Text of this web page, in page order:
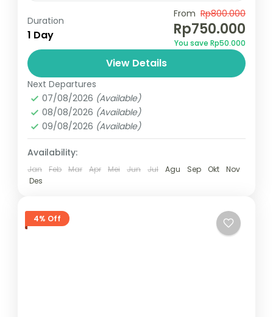
Rp.750.000,- Pesan Sekarang !!
Indonesia
Kota Wisata Batu
Duration
1 Day
From Rp800.000
Rp750.000
You save Rp50.000
View Details
Next Departures
07/08/2026 (Available)
08/08/2026 (Available)
09/08/2026 (Available)
Availability:
Jan Feb Mar Apr Mei Jun Jul Agu Sep Okt
Nov
Des
4% Off